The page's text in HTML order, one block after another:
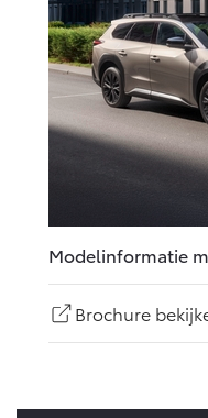
Modelinformatie
Brochure